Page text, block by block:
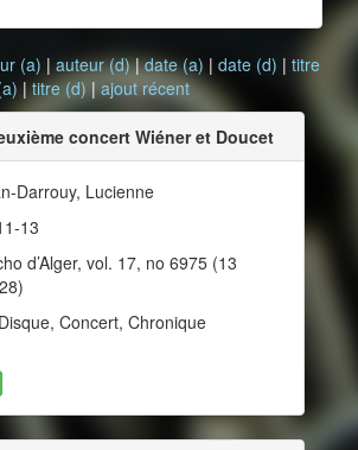
(a) | auteur (d)|date (a) | date (d) | titre
|titre (d) | ajout récent
concert Wiéner et Doucet
Darrouy, Lucienne
13
d’Alger, vol. 17, no 6975 (13
Disque, Concert, Chronique